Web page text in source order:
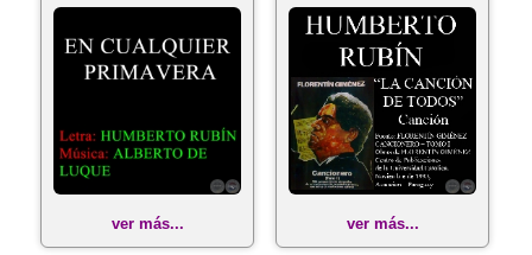
ver más... ver más...